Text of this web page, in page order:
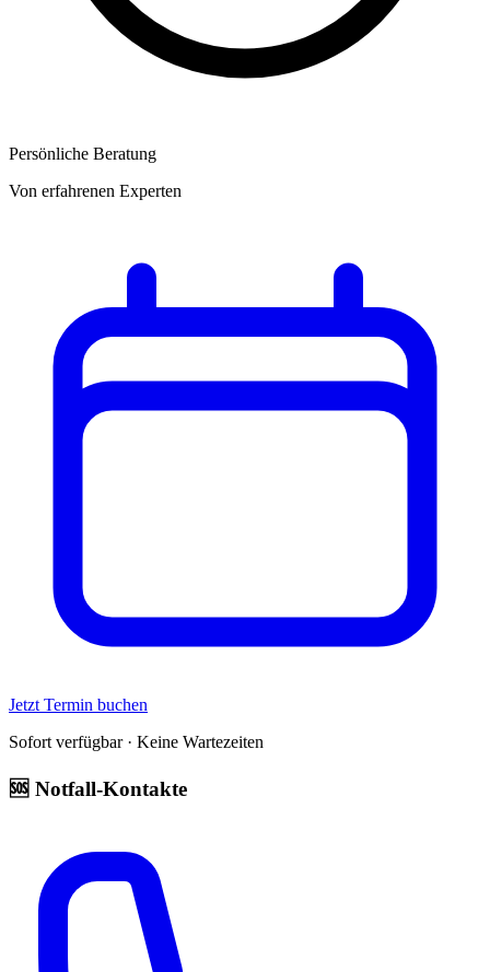
Persönliche Beratung
Von erfahrenen Experten
Jetzt Termin buchen
Sofort verfügbar · Keine Wartezeiten
🆘 Notfall-Kontakte